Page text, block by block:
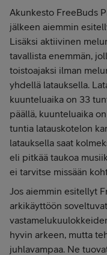
Akunkesto FreeBuds
jälkeen aiemmin
Lisäksi aktiivinen
tavallista enemmän,
toistoajaksi ilman
yhdellä latauksella.
kuunteluaika on 33
päällä, kuunteluaika
tuntia latauskotelon
latauksella saat
eli pitkää taukoa
ei tarvitse missään
Jos aiemmin esitellyt
arkikäyttöön
hyvin arkeen, mutta
juhlavampaa. Ne